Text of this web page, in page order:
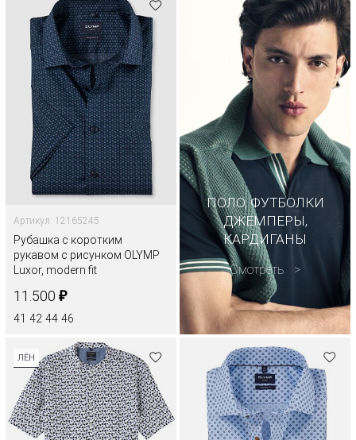
Артикул: 12165245
Рубашка с коротким
рукавом с рисунком OLYMP
Luxor, modern fit
11.500 ₽
41 42 44 46
ПОЛО, ФУТБОЛКИ
ДЖЕМПЕРЫ,
КАРДИГАНЫ
Смотреть
ЛЁН